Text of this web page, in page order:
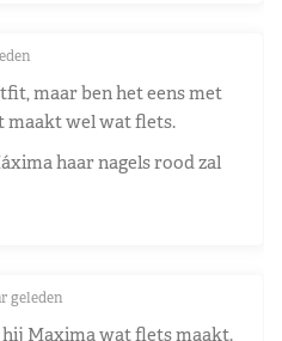
maar ben het eens met
maakt wel wat flets.
haar nagels rood zal
geleden
Maxima wat flets maakt.